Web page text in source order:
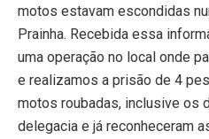
motos estavam escondidas
Prainha. Recebida essa
uma operação no local onde
e realizamos a prisão de 4
motos roubadas, inclusive os
delegacia e já reconheceram